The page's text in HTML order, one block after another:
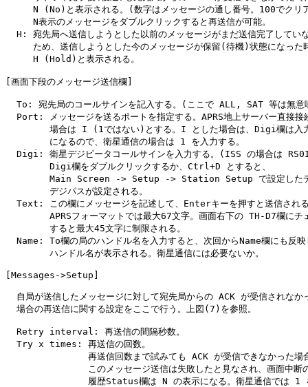
N (No)と表示される。(数字はメッセージの通し番号。100でクリ
     N表示のメッセージをダブルクリックすると再送信が可能。
H: 宛先局へ送信しようとした以前のメッセージがまだ送信完了してい
ため、送信しようとした今のメッセージが保留(待機)状態になった
     H (Hold)と表示される。
[画面下段のメッセージ送信欄]
To: 宛先局のコールサインを記入する。(ここで ALL, SAT 等は無意
Port: メッセージを送るポートを指定する。APRS地上サーバー直接接
場合は I (1ではない)とする。I とした場合は、Digi欄は入
        になるので、衛星通信の場合は 1 を入力する。
Digi: 衛星デジピータコールサインを入力する。(ISS の場合は
        Digi欄をダブルクリックするか、Ctrl+D とすると、
Main Screen -> Setup -> Station Setup で設定したデ
        デジパスが設定される。
Text: この欄にメッセージを記述して、Enterキーを押すと送信され
APRSフォーマットでは最大67文字。画面右下の TH-D7欄にチ
        すると最大45文字に制限される。
Name: To欄の局のハンドル名を入力すると、次回からName欄にも反映
        ハンドル名が表示される。衛星通信には必要ないか。
[Messages->Setup]
自局が送信したメッセージに対して宛先局からの ACK が受信されなか
  場合の再送信に関する設定をここで行う。上図(7)を参照。
  Retry interval: 再送信の間隔秒数。
  Try x times: 再送信の回数。
再送信回数まで試みても ACK が受信できなかった場
このメッセージ送信は失敗したと見なされ、画面中断
履歴Status欄は N の表示になる。衛星通信では 1